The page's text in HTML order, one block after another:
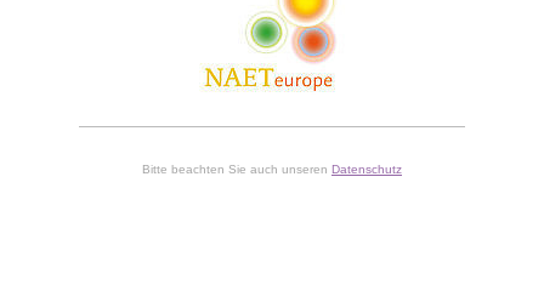
Bitte beachten Sie auch unseren Datenschutz